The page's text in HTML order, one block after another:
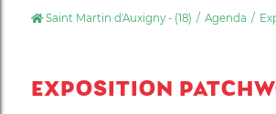
Saint Martin d'Auxigny - (18) Agenda
EXPOSITION